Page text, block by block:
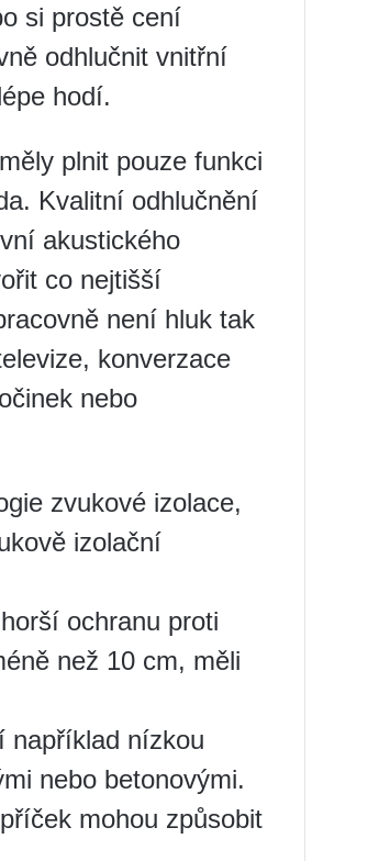
si prostě cení
odhlučnit vnitřní
hodí.
plnit pouze funkci
Kvalitní odhlučnění
akustického
co nejtišší
není hluk tak
konverzace
nebo
zvukové izolace,
izolační
ochranu proti
než 10 cm, měli
například nízkou
nebo betonovými.
mohou způsobit